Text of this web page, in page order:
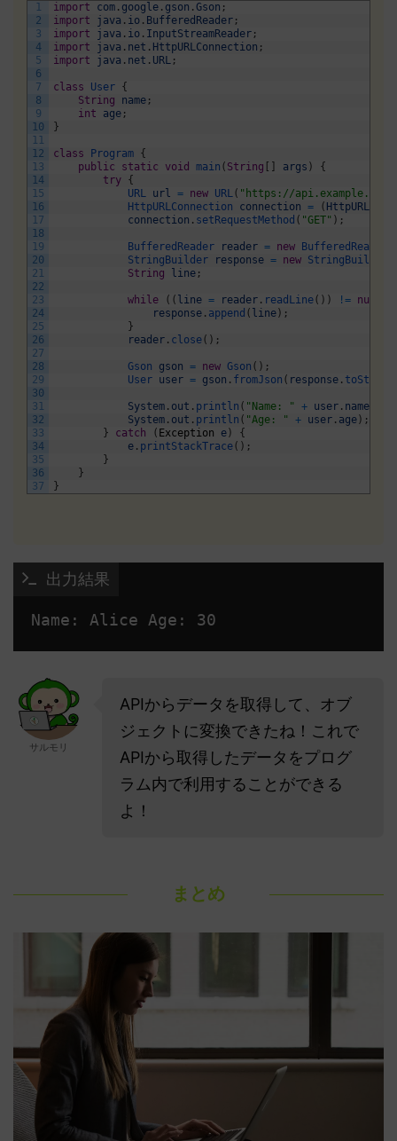
1
2
3
4
5
6
7
8
9
10
11
12
13
14
15
16
17
18
19
20
21
22
23
24
25
26
27
28
29
30
31
32
33
34
35
36
37
import com . google . gson . Gson ;
import
java . io . BufferedReader ;
import
java . io . InputStreamReader ;
import
java . net . HttpURLConnection ;
import
java . net . URL ;
class User {
String
name ;
int
age ;
}
class Program {
public
static void main ( String args )
{
try {
URL url = new URL( "https://api.example.com/
HttpURLConnection connection = (
connection . setRequestMethod ( "GET" ) ;
BufferedReader reader = new BufferedReader
StringBuilder
response = new StringBuilder
String
line ;
while ( ( line = reader . readLine( ) ) != null
response . append ( line ) ;
}
reader . close( ) ;
Gson gson = new Gson ( ) ;
User user = gson . fromJson ( response . toString
System . out . println ( "Name: " + user . name
System . out . println ( "Age: " + user . age ) ;
}
catch ( Exception e )
{
e . printStackTrace( ) ;
}
}
}
出力結果
Name: Alice Age: 30
サルモリ
APIからデータを取得して、オブ
ジェクトに変換できたね！これで
APIから取得したデータをプログ
ラム内で利用することができる
よ！
まとめ